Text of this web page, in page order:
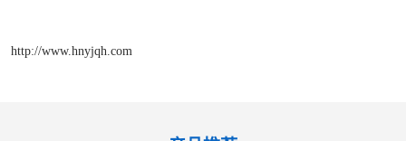
http://www.hnyjqh.com